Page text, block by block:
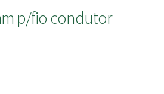
p/fio condutor